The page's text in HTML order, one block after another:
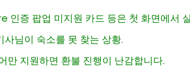
인증 팝업 미지원 카드 등은 첫 화면에서
님이 숙소를 못 찾는 상황.
만 지원하면 환불 진행이 난감합니다.